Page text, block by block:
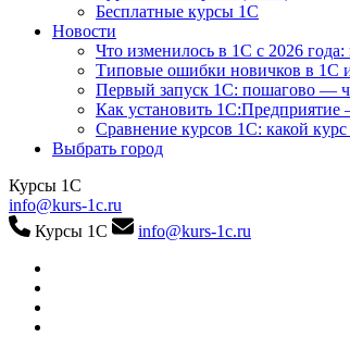
Бесплатные курсы 1С
Новости
Что изменилось в 1С с 2026
Типовые ошибки новичков в 1С
Первый запуск 1С: пошагово —
Как установить
Сравнение курсов 1С: какой
Выбрать город
Курсы 1С
info@kurs-1c.ru
Курсы 1С
info@kurs-1c.ru